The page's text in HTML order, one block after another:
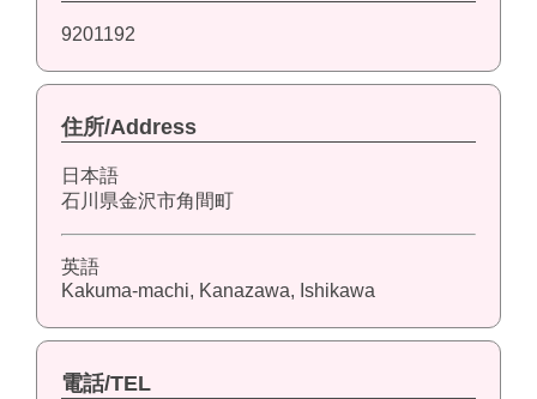
9201192
住所/Address
日本語
石川県金沢市角間町
英語
Kakuma-machi, Kanazawa, Ishikawa
電話/TEL